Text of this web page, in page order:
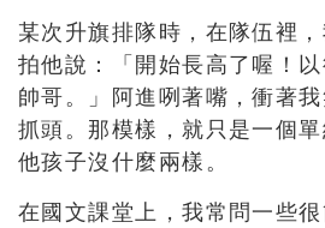
某次升旗排隊時，在隊伍裡
拍他說：「開始長高了喔！
帥哥。」阿進咧著嘴，衝著
抓頭。那模樣，就只是一個
他孩子沒什麼兩樣。
在國文課堂上，我常問一些